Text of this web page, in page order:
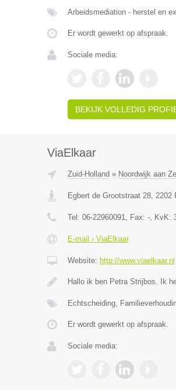
Arbeidsmediation - herstel en
Er wordt gewerkt op afspraak.
Sociale media:
BEKIJK VOLLEDIG
ViaElkaar
Zuid-Holland » Noordwijk aan
Egbert de Grootstraat 28, 2202
Tel: 06-22960091, Fax: -, KvK:
E-mail › ViaElkaar
Website: http://www.viaelkaar.nl
Hallo ik ben Petra Strijbos. Ik
Echtscheiding,
Er wordt gewerkt op afspraak.
Sociale media: